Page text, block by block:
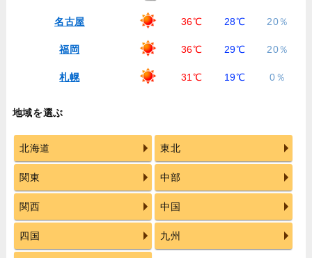
名古屋 36℃ 28℃ 20％
福岡 36℃ 29℃ 20％
札幌 31℃ 19℃ 0％
地域を選ぶ
北海道 東北
関東 中部
関西 中国
四国 九州